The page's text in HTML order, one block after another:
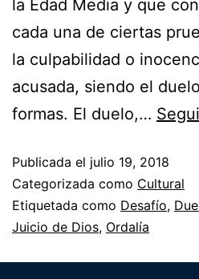
la Edad Media y que
cada una de ciertas
la culpabilidad o
acusada, siendo el
formas. El duelo,…
Publicada el julio 19, 2018
Categorizada como Cultural
Etiquetada como Desafío,
Juicio de Dios, Ordalía